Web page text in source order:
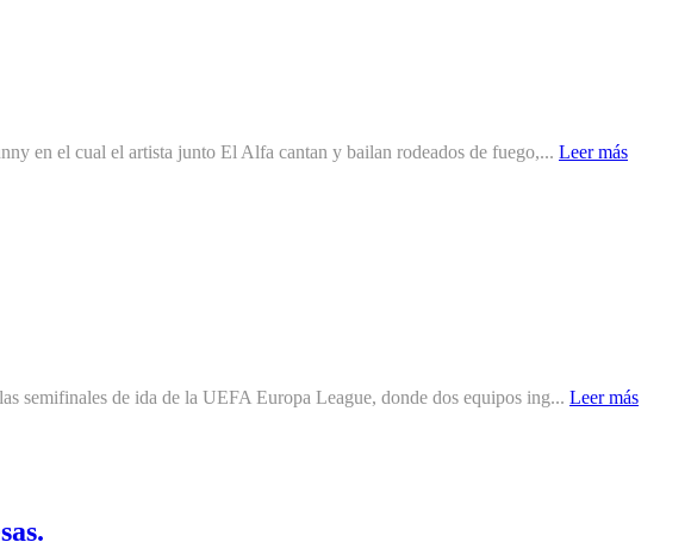
en el cual el artista junto El Alfa cantan y bailan rodeados de fuego,... Leer más
semifinales de ida de la UEFA Europa League, donde dos equipos ing... Leer más